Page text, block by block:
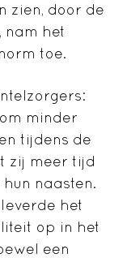
zien, door de
nam het
toe.
minder
tijdens de
zij meer tijd
naasten.
het
op in het
een